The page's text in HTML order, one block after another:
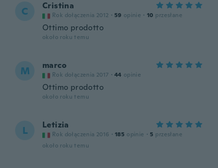
C Cristina
Rok dołączenia 2012 · 59 opinie · 10 przesłane
Ottimo prodotto
około roku temu
M marco
Rok dołączenia 2017 · 44 opinie
Ottimo prodotto
około roku temu
L Letizia
Rok dołączenia 2016 · 185 opinie · 5 przesłane
około roku temu